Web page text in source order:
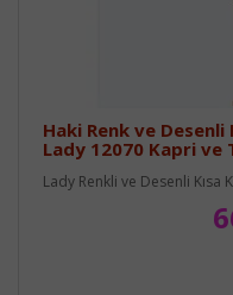
Haki Renk ve Desenli
Lady 12070 Kapri ve
Lady Renkli ve Desenli Kısa